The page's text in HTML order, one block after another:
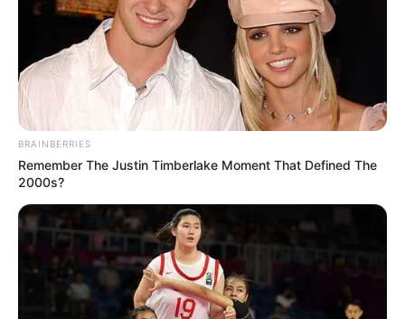
BRAINBERRIES
Remember The Justin Timberlake Moment That Defined The
2000s?